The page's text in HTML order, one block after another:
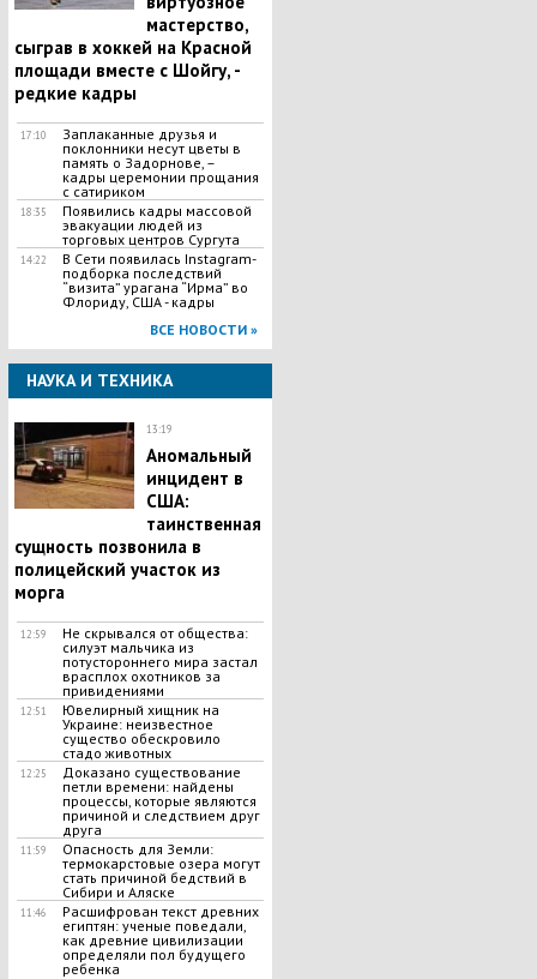
мастерство,
сыграв в хоккей на Красной
площади вместе с Шойгу, -
редкие кадры
17:10
Заплаканные друзья и
поклонники несут цветы в
память о Задорнове, –
кадры церемонии прощания
с сатириком
18:35
Появились кадры массовой
эвакуации людей из
торговых центров Сургута
14:22
В Сети появилась Іnstagram-
подборка последствий
“визита” урагана “Ирма” во
Флориду, США - кадры
ВСЕ НОВОСТИ »
НАУКА И ТЕХНИКА
13:19
Аномальный
инцидент в
США:
таинственная
сущность позвонила в
полицейский участок из
морга
12:59
Не скрывался от общества:
силуэт мальчика из
потустороннего мира застал
врасплох охотников за
привидениями
12:51
Ювелирный хищник на
Украине: неизвестное
существо обескровило
стадо животных
12:25
Доказано существование
петли времени: найдены
процессы, которые являются
причиной и следствием друг
друга
11:59
Опасность для Земли:
термокарстовые озера могут
стать причиной бедствий в
Сибири и Аляске
11:46
Расшифрован текст древних
египтян: ученые поведали,
как древние цивилизации
определяли пол будущего
ребенка